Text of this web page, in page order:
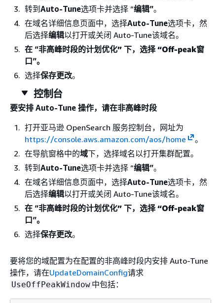
转到 Auto-Tune选项卡并选择 “编辑”。
在域名详细信息页面中，选择Auto-Tune选项卡，然
后选择编辑以打开或关闭 Auto-Tune该域名。
在 “非高峰时段的计划优化” 下，选择 “Off-peak窗
口”。
选择保存更改。
控制台
要安排 Auto-Tune 操作，请在非高峰时段
打开亚马逊 OpenSearch 服务控制台，网址为
https://console.aws.amazon.com/aos/home
。
在导航窗格中的域下，选择域名以打开集群配置。
转到 Auto-Tune选项卡并选择 “编辑”。
在域名详细信息页面中，选择Auto-Tune选项卡，然
后选择编辑以打开或关闭 Auto-Tune该域名。
在 “非高峰时段的计划优化” 下，选择 “Off-peak窗
口”。
选择保存更改。
要将您的域配置为在配置的非高峰时段内安排 Auto-Tune
操作，请在UpdateDomainConfig请求
UseOffPeakWindow 中包括：